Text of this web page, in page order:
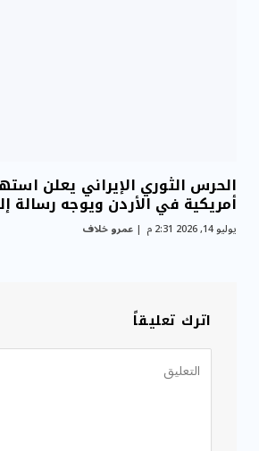
الحرس الثوري الإيراني يعلن
أمريكية في الأردن ويوجه
يوليو 14, 2026 2:31 م عمرو خلاف
اترك تعليقاً